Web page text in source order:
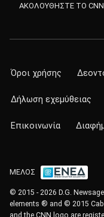
ΑΚΟΛΟΥΘΗΣΤΕ ΤΟ
Όροι χρήσης
Δήλωση εχεμύθειας
Επικοινωνία
ΜΕΛΟΣ
© 2015 - 2026 D.G.
elements ® and © 2015